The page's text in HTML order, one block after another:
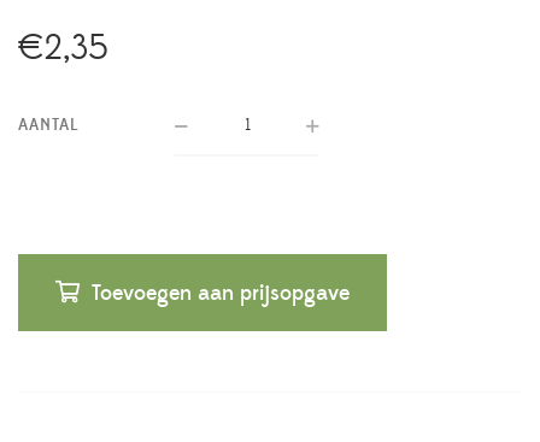
€2,35
AANTAL
Toevoegen aan prijsopgave